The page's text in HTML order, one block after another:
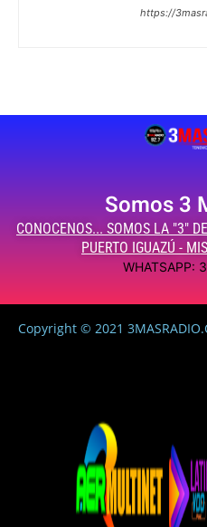
https://
Somos 3
CONOCENOS... SOMOS LA "3"
PUERTO IGUAZÚ -
WHATSAPP:
Copyright © 2021